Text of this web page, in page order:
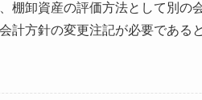
棚卸資産の評価方法として別の
計方針の変更注記が必要である